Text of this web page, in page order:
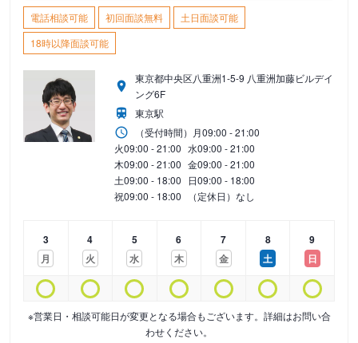
電話相談可能 初回面談無料
土日面談可能
18時以降面談可能
東京都中央区八重洲1-5-9 八重洲加藤ビルデイ
ング6F
東京駅
（受付時間） 月09:00 - 21:00
火09:00 - 21:00 水09:00 - 21:00
木09:00 - 21:00 金09:00 - 21:00
土09:00 - 18:00 日09:00 - 18:00
祝09:00 - 18:00 （定休日）なし
3
月
4
火
5
水
6
木
7
金
8
土
9
日
※営業日・相談可能日が変更となる場合もございます。詳細はお問い合
わせください。